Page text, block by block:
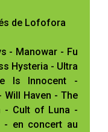
de Lofofora
- Manowar - Fu
Hysteria - Ultra
Is Innocent -
Haven - The
- Cult of Luna -
- en concert au